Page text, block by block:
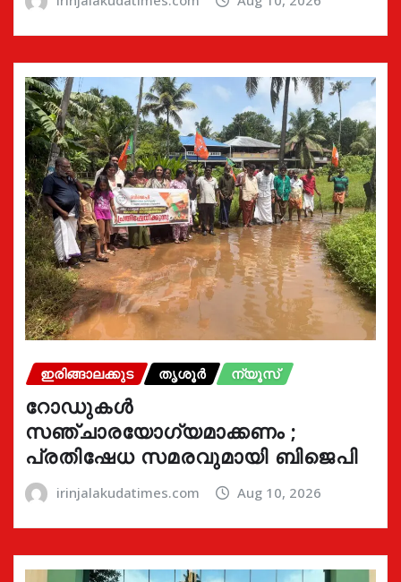
ഇരിങ്ങാലക്കുട തൃശൂർ ന്യൂസ്
റോഡുകൾ
സഞ്ചാരയോഗ്യമാക്കണം ;
പ്രതിഷേധ സമരവുമായി ബിജെപി
irinjalakudatimes.com Aug 10, 2026